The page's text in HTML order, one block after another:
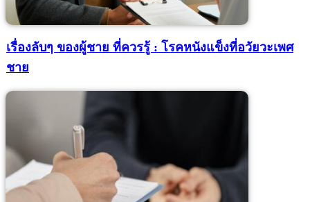
เรื่องลับๆ ของผู้ชาย ที่ควรรู้ : โรคหนังแข็งที่อวัยวะเพศ
ชาย